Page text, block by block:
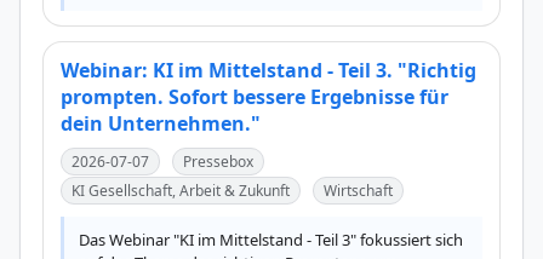
Webinar: KI im Mittelstand - Teil 3. "Richtig
prompten. Sofort bessere Ergebnisse für
dein Unternehmen."
2026-07-07
Pressebox
KI Gesellschaft, Arbeit & Zukunft
Wirtschaft
Das Webinar "KI im Mittelstand - Teil 3" fokussiert sich